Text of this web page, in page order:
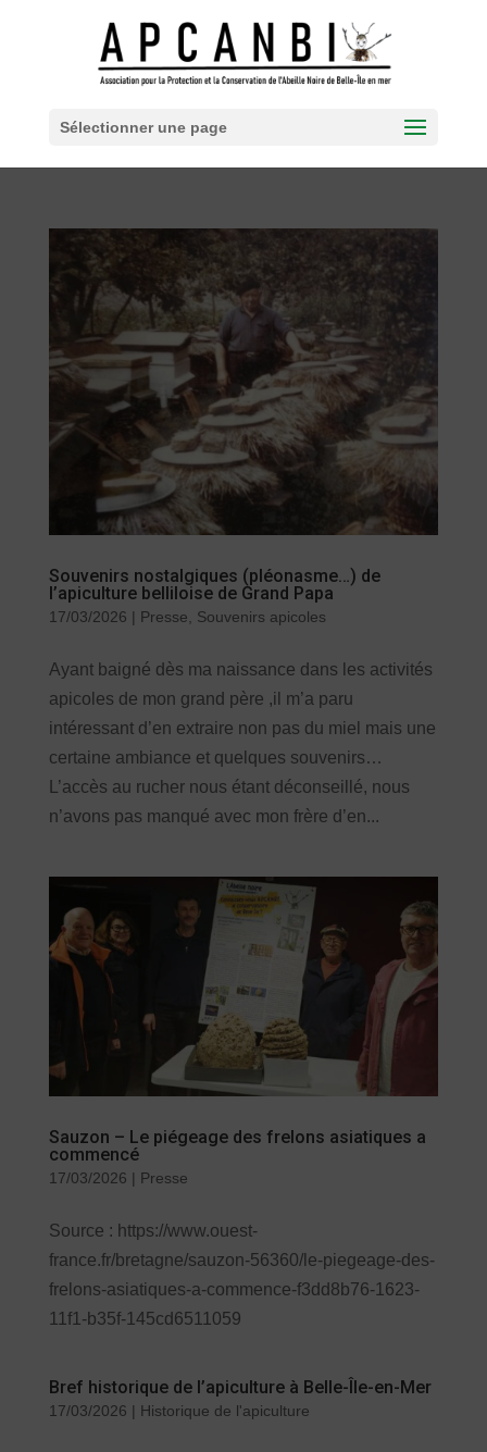
Sélectionner une page
Souvenirs nostalgiques (pléonasme…) de
l’apiculture belliloise de Grand Papa
17/03/2026 | Presse, Souvenirs apicoles
Ayant baigné dès ma naissance dans les activités
apicoles de mon grand père ,il m’a paru
intéressant d’en extraire non pas du miel mais une
certaine ambiance et quelques souvenirs…
L’accès au rucher nous étant déconseillé, nous
n’avons pas manqué avec mon frère d’en...
Sauzon – Le piégeage des frelons asiatiques a
commencé
17/03/2026 | Presse
Source : https://www.ouest-
france.fr/bretagne/sauzon-56360/le-piegeage-des-
frelons-asiatiques-a-commence-f3dd8b76-1623-
11f1-b35f-145cd6511059
Bref historique de l’apiculture à Belle-Île-en-Mer
17/03/2026 | Historique de l'apiculture